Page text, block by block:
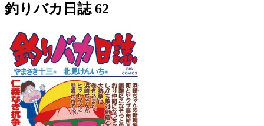
釣りバカ日誌 62